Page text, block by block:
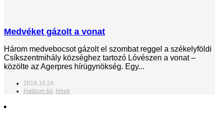
Medvéket gázolt a vonat
Három medvebocsot gázolt el szombat reggel a székelyföldi
Csíkszentmihály községhez tartozó Lóvészen a vonat –
közölte az Agerpres hírügynökség. Egy...
2018.10.24.
Határon túl, Hírek